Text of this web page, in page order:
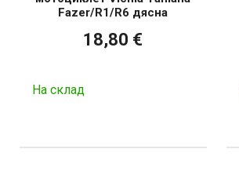
Fazer/R1/R6 дясна
18,80 €
На склад